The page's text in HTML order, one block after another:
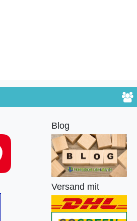
Blog
Versand mit